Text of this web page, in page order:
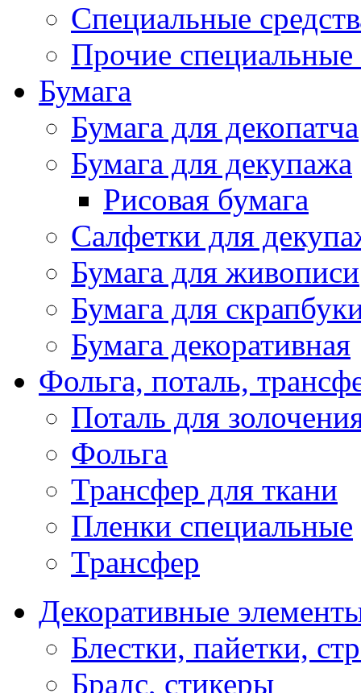
Специальные
Прочие специальные
Бумага
Бумага для декопатча
Бумага для декупажа
Рисовая бумага
Салфетки для
Бумага для живописи
Бумага для
Бумага декоративная
Фольга, поталь,
Поталь для
Фольга
Трансфер для ткани
Пленки специальные
Трансфер
Декоративные
Блестки, пайетки,
Брадс, стикеры